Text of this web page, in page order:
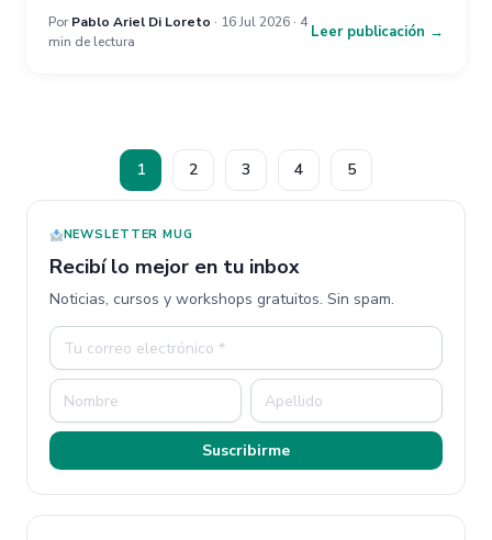
Por Pablo Ariel Di Loreto · 16 Jul 2026 · 4
min de lectura
Leer publicación →
1 2 3 4 5
NEWSLETTER MUG
Recibí lo mejor en tu inbox
Noticias, cursos y workshops gratuitos. Sin spam.
Suscribirme